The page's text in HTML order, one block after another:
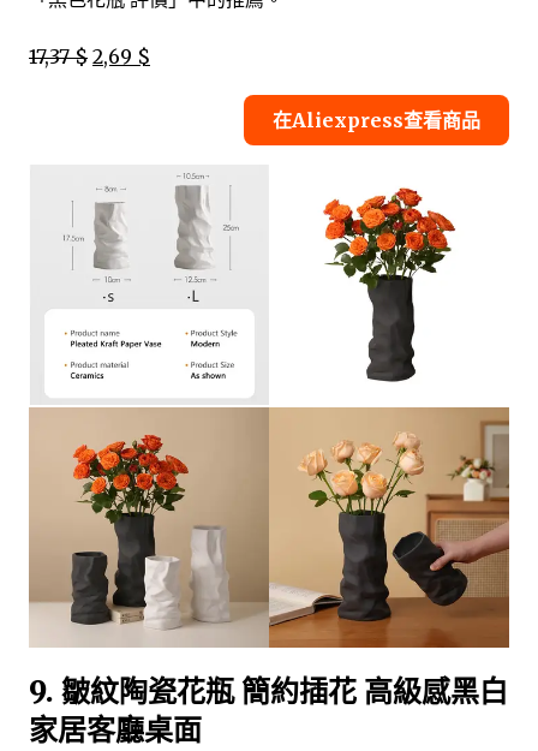
17,37 $ 2,69 $
在Aliexpress查看商品
9. 皺紋陶瓷花瓶 簡約插花 高級感黑白
家居客廳桌面